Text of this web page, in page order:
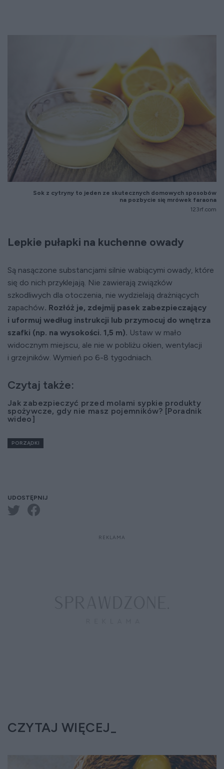
Sok z cytryny to jeden ze skutecznych domowych sposobów
na pozbycie się mrówek faraona
123rf.com
Lepkie pułapki na kuchenne owady
Są nasączone substancjami silnie wabiącymi owady, które
się do nich przyklejają. Nie zawierają związków
szkodliwych dla otoczenia, nie wydzielają drażniących
zapachów. Rozłóż je, zdejmij pasek zabezpieczający
i uformuj według instrukcji lub przymocuj do wnętrza
szafki (np. na wysokości. 1,5 m). Ustaw w mało
widocznym miejscu, ale nie w pobliżu okien, wentylacji
i grzejników. Wymień po 6-8 tygodniach.
Czytaj także:
Jak zabezpieczyć przed molami sypkie produkty
spożywcze, gdy nie masz pojemników? [Poradnik
wideo]
PORZĄDKI
UDOSTĘPNIJ
CZYTAJ WIĘCEJ